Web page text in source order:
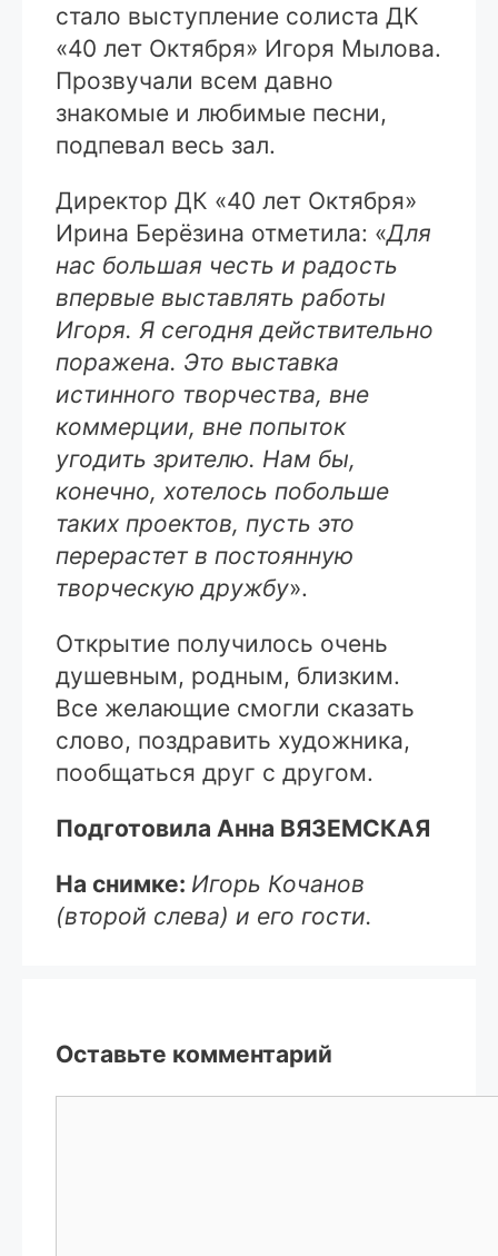
стало выступление солиста ДК
«40 лет Октября» Игоря Мылова.
Прозвучали всем давно
знакомые и любимые песни,
подпевал весь зал.
Директор ДК «40 лет Октября»
Ирина Берёзина отметила: «Для
нас большая честь и радость
впервые выставлять работы
Игоря. Я сегодня действительно
поражена. Это выставка
истинного творчества, вне
коммерции, вне попыток
угодить зрителю. Нам бы,
конечно, хотелось побольше
таких проектов, пусть это
перерастет в постоянную
творческую дружбу».
Открытие получилось очень
душевным, родным, близким.
Все желающие смогли сказать
слово, поздравить художника,
пообщаться друг с другом.
Подготовила Анна ВЯЗЕМСКАЯ
На снимке: Игорь Кочанов
(второй слева) и его гости.
Оставьте комментарий